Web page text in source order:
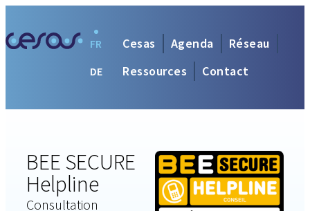
Cesas Agenda
Réseau
Ressources
Contact
FR
DE
BEE SECURE
Helpline
Consultation